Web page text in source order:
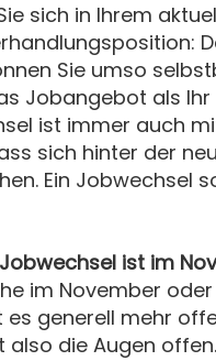
sich in Ihrem
Sie umso
Jobangebot als
ist immer auch
sich hinter der
Ein Jobwechsel
ist im
im November
generell mehr
also die Augen offen.